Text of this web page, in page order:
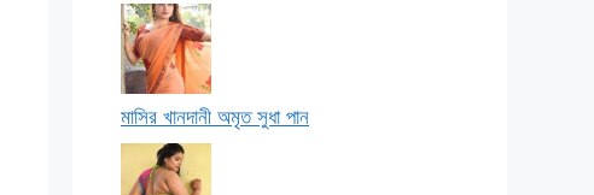
মাসির খানদানী অমৃত সুধা পান